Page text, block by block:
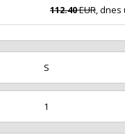
112.40EUR, dnes
S
1